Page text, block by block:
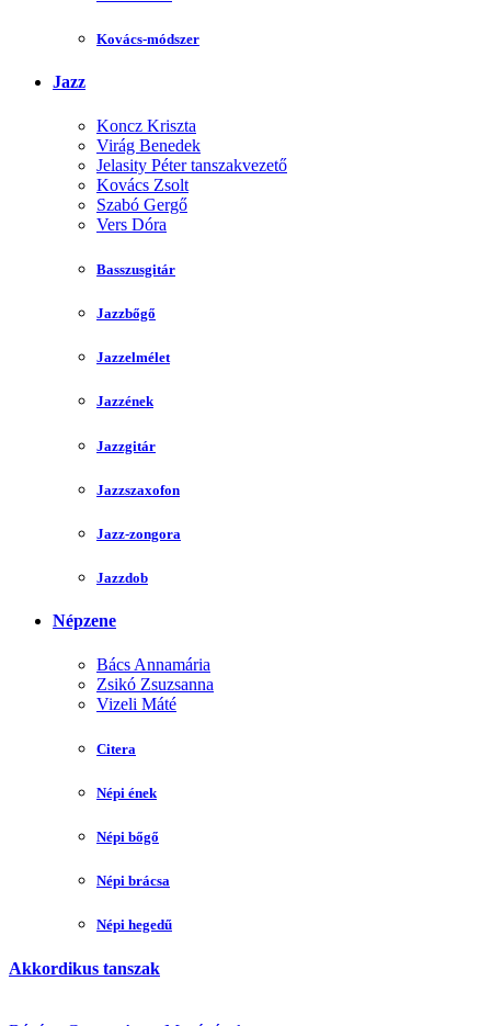
Kovács-módszer
Jazz
Koncz Kriszta
Virág Benedek
Jelasity Péter tanszakvezető
Kovács Zsolt
Szabó Gergő
Vers Dóra
Basszusgitár
Jazzbőgő
Jazzelmélet
Jazzének
Jazzgitár
Jazzszaxofon
Jazz-zongora
Jazzdob
Népzene
Bács Annamária
Zsikó Zsuzsanna
Vizeli Máté
Citera
Népi ének
Népi bőgő
Népi brácsa
Népi hegedű
Akkordikus tanszak